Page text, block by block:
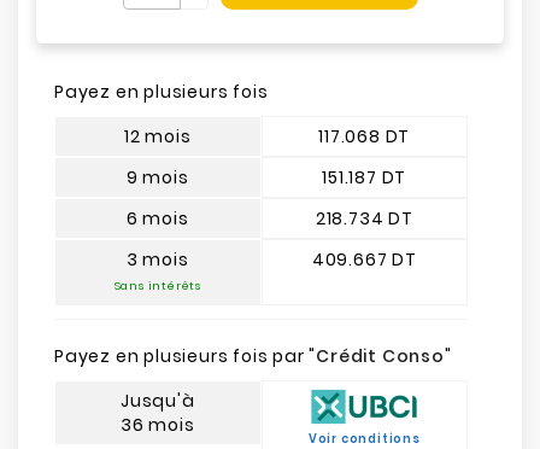
Payez en plusieurs fois
12 mois
9 mois
6 mois
3 mois
Sans intérêts
117.068 DT
151.187 DT
218.734 DT
409.667 DT
Payez en plusieurs fois par "Crédit Conso"
Jusqu'à
36 mois
Voir conditions